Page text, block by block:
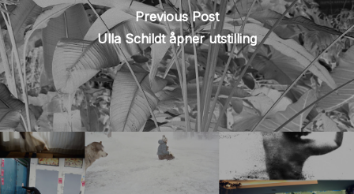
Previous Post
Ulla Schildt åpner utstilling